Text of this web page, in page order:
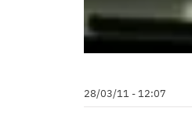
28/03/11 - 12:07